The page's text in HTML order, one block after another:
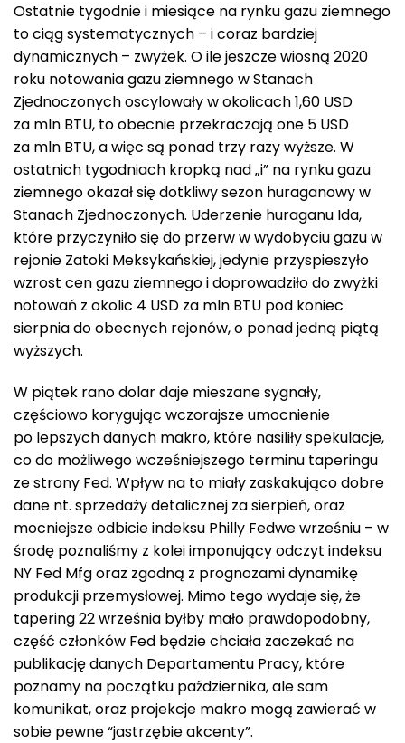
Ostatnie tygodnie i miesiące na rynku gazu ziemnego
to ciąg systematycznych – i coraz bardziej
dynamicznych – zwyżek. O ile jeszcze wiosną 2020
roku notowania gazu ziemnego w Stanach
Zjednoczonych oscylowały w okolicach 1,60 USD
za mln BTU, to obecnie przekraczają one 5 USD
za mln BTU, a więc są ponad trzy razy wyższe. W
ostatnich tygodniach kropką nad „i” na rynku gazu
ziemnego okazał się dotkliwy sezon huraganowy w
Stanach Zjednoczonych. Uderzenie huraganu Ida,
które przyczyniło się do przerw w wydobyciu gazu w
rejonie Zatoki Meksykańskiej, jedynie przyspieszyło
wzrost cen gazu ziemnego i doprowadziło do zwyżki
notowań z okolic 4 USD za mln BTU pod koniec
sierpnia do obecnych rejonów, o ponad jedną piątą
wyższych.
W piątek rano dolar daje mieszane sygnały,
częściowo korygując wczorajsze umocnienie
po lepszych danych makro, które nasiliły spekulacje,
co do możliwego wcześniejszego terminu taperingu
ze strony Fed. Wpływ na to miały zaskakująco dobre
dane nt. sprzedaży detalicznej za sierpień, oraz
mocniejsze odbicie indeksu Philly Fedwe wrześniu – w
środę poznaliśmy z kolei imponujący odczyt indeksu
NY Fed Mfg oraz zgodną z prognozami dynamikę
produkcji przemysłowej. Mimo tego wydaje się, że
tapering 22 września byłby mało prawdopodobny,
część członków Fed będzie chciała zaczekać na
publikację danych Departamentu Pracy, które
poznamy na początku października, ale sam
komunikat, oraz projekcje makro mogą zawierać w
sobie pewne “jastrzębie akcenty”.